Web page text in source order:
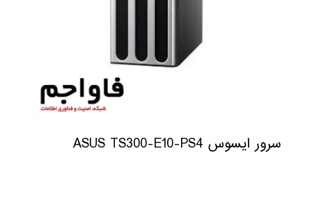
سرور ایسوس ASUS TS300-E10-PS4